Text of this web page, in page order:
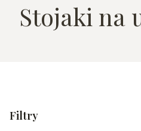
Stojaki na
Filtry